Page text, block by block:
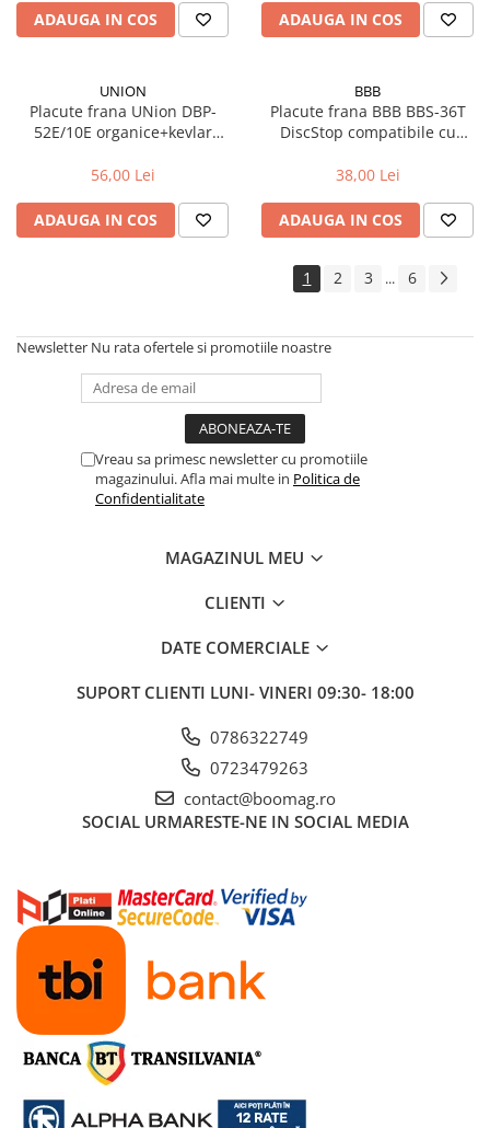
Pantofi ciclism
Imbracaminte ciclism dama
Imbracaminte ciclism copii
Trotinete electrice
Accesorii trotinete electrice
Scaune
Sistem antifurt
Stickere reflectorizate
Sonerii
Benzi anti-grip
Cauciucuri si camere
Cauciucuri tubeless
Componente electrice
Incarcatoare
Manete acceleratie
Controller
Display
Motoare
Faruri si lumini
Butoane si conectori
Kit controller si display
Cabluri si mufe
ADAUGA IN COS ADAUGA IN COS
UNION
Placute frana UNion DBP-
52E/10E organice+kevlar
56,00 Lei
ADAUGA IN COS
BBB
Placute frana BBB BBS-36T
DiscStop compatibile cu
organic
38,00 Lei
ADAUGA IN COS
1 2 3 ... 6
Newsletter Nu rata ofertele si promotiile noastre
Vreau sa primesc newsletter cu promotiile
magazinului. Afla mai multe in Politica de
Confidentialitate
MAGAZINUL MEU
CLIENTI
DATE COMERCIALE
SUPORT CLIENTI LUNI- VINERI 09:30- 18:00
0786322749
0723479263
contact@boomag.ro
SOCIAL URMARESTE-NE IN SOCIAL MEDIA